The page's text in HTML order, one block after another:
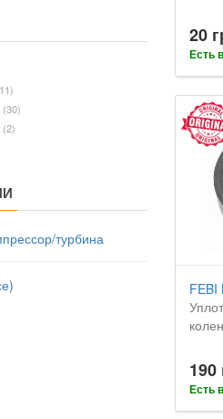
(30)
(2)
турбина
20
Есть
FEBI
190
Есть